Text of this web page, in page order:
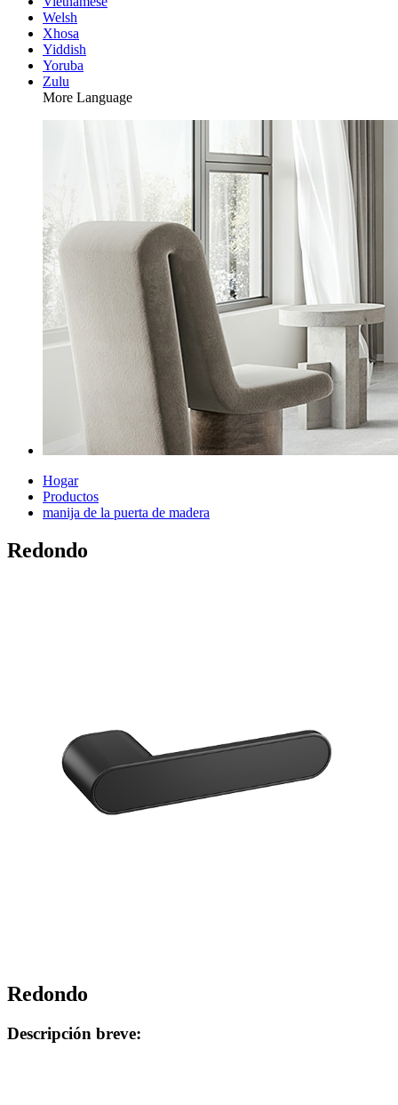
Welsh
Xhosa
Yiddish
Yoruba
Zulu
More Language
Hogar
Productos
manija de la puerta de madera
Redondo
Redondo
Descripción breve: